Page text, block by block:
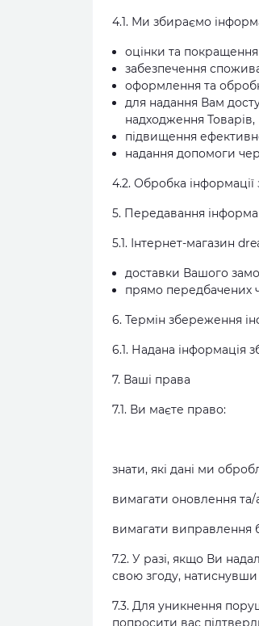
4.1. Ми збираємо
оцінки та
забезпечення
оформлення та
для надання Вам
надходження Товарів,
підвищення
надання допомоги
4.2. Обробка інформації
5. Передавання
5.1. Інтернет-магазин
доставки Вашого
прямо передбачених
6. Термін збереження
6.1. Надана інформація
7. Ваші права
7.1. Ви маєте право:
знати, які дані ми
вимагати оновлення
вимагати виправлення
7.2. У разі, якщо Ви
свою згоду,
7.3. Для уникнення
попросити вас